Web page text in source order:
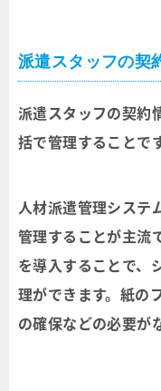
派遣スタッフの契
派遣スタッフの契約
括で管理することです
人材派遣管理システ
管理することが主流
を導入することで、
理ができます。紙の
の確保などの必要が